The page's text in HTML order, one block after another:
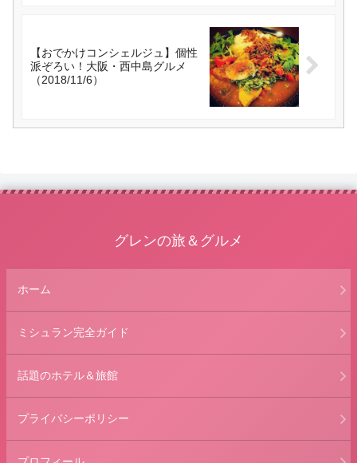
【おでかけコンシェルジュ】個性
派ぞろい！大阪・西中島グルメ
（2018/11/6）
グレンの旅＆グルメ
ホーム
ミシュラン完全ガイド
話題のホテル＆旅館
プライバシーポリシー